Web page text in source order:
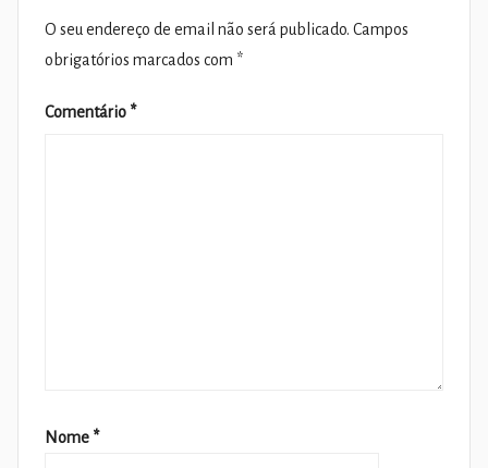
O seu endereço de email não será publicado. Campos
obrigatórios marcados com *
Comentário *
Nome *